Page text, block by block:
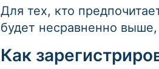
Для тех, кто
будет несравненно
Как